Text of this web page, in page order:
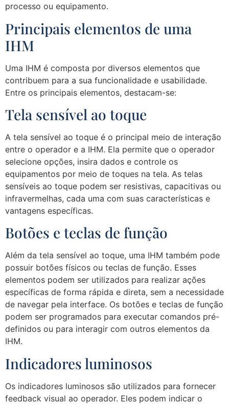
processo ou equipamento.
Principais elementos de uma
IHM
Uma IHM é composta por diversos elementos que
contribuem para a sua funcionalidade e usabilidade.
Entre os principais elementos, destacam-se:
Tela sensível ao toque
A tela sensível ao toque é o principal meio de interação
entre o operador e a IHM. Ela permite que o operador
selecione opções, insira dados e controle os
equipamentos por meio de toques na tela. As telas
sensíveis ao toque podem ser resistivas, capacitivas ou
infravermelhas, cada uma com suas características e
vantagens específicas.
Botões e teclas de função
Além da tela sensível ao toque, uma IHM também pode
possuir botões físicos ou teclas de função. Esses
elementos podem ser utilizados para realizar ações
específicas de forma rápida e direta, sem a necessidade
de navegar pela interface. Os botões e teclas de função
podem ser programados para executar comandos pré-
definidos ou para interagir com outros elementos da
IHM.
Indicadores luminosos
Os indicadores luminosos são utilizados para fornecer
feedback visual ao operador. Eles podem indicar o